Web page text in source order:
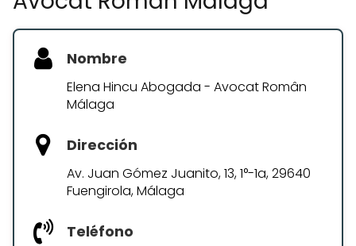
Nombre
Elena Hincu Abogada - Avocat Român
Málaga
Dirección
Av. Juan Gómez Juanito, 13, 1°-1a, 29640
Fuengirola, Málaga
Teléfono